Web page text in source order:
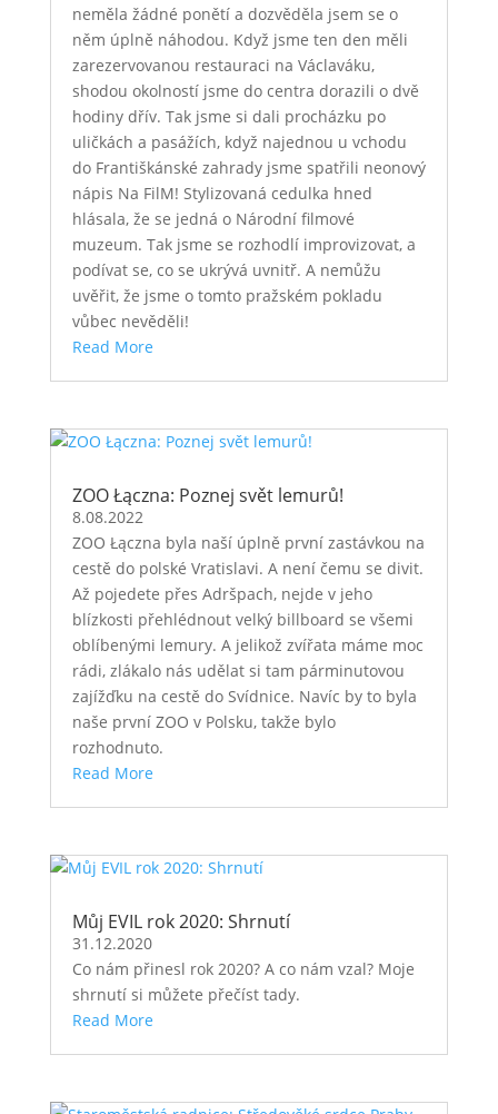
neměla žádné ponětí a dozvěděla jsem se o
něm úplně náhodou. Když jsme ten den měli
zarezervovanou restauraci na Václaváku,
shodou okolností jsme do centra dorazili o dvě
hodiny dřív. Tak jsme si dali procházku po
uličkách a pasážích, když najednou u vchodu
do Františkánské zahrady jsme spatřili neonový
nápis Na FilM! Stylizovaná cedulka hned
hlásala, že se jedná o Národní filmové
muzeum. Tak jsme se rozhodlí improvizovat, a
podívat se, co se ukrývá uvnitř. A nemůžu
uvěřit, že jsme o tomto pražském pokladu
vůbec nevěděli!
Read More
ZOO Łączna: Poznej svět lemurů!
8.08.2022
ZOO Łączna byla naší úplně první zastávkou na
cestě do polské Vratislavi. A není čemu se divit.
Až pojedete přes Adršpach, nejde v jeho
blízkosti přehlédnout velký billboard se všemi
oblíbenými lemury. A jelikož zvířata máme moc
rádi, zlákalo nás udělat si tam párminutovou
zajížďku na cestě do Svídnice. Navíc by to byla
naše první ZOO v Polsku, takže bylo
rozhodnuto.
Read More
Můj EVIL rok 2020: Shrnutí
31.12.2020
Co nám přinesl rok 2020? A co nám vzal? Moje
shrnutí si můžete přečíst tady.
Read More